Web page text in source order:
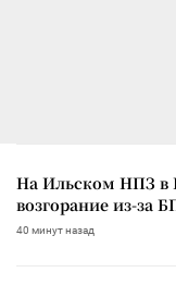
На Ильском НПЗ в
возгорание из-за
40 минут назад